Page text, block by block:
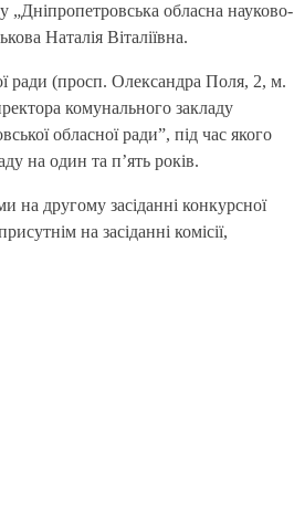
„Дніпропетровська обласна науково-
Наталія Віталіївна.
ради (просп. Олександра Поля, 2, м.
комунального закладу
обласної ради”, під час якого
на один та п’ять років.
на другому засіданні конкурсної
на засіданні комісії,